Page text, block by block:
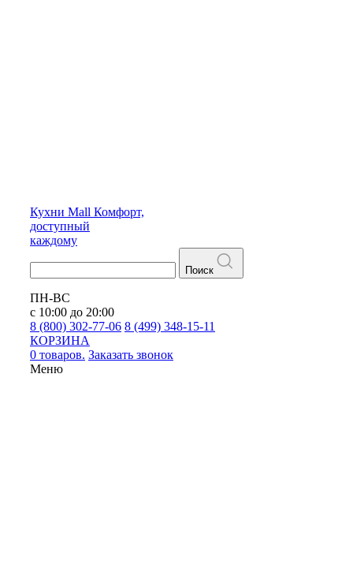
Кухни Mall Комфорт,
доступный
каждому
Поиск
ПН-ВС
с 10:00 до 20:00
8 (800) 302-77-06 8 (499) 348-15-11
КОРЗИНА
0 товаров. Заказать звонок
Меню